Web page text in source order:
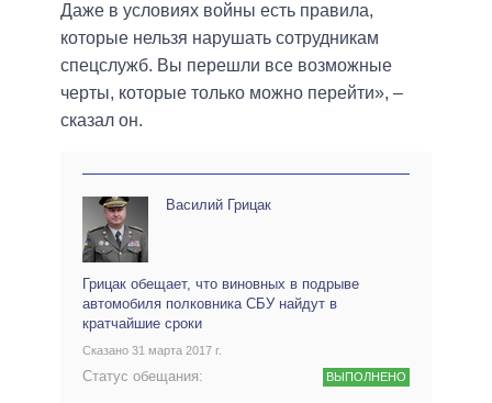
Даже в условиях войны есть правила,
которые нельзя нарушать сотрудникам
спецслужб. Вы перешли все возможные
черты, которые только можно перейти», –
сказал он.
Василий Грицак
Грицак обещает, что виновных в подрыве
автомобиля полковника СБУ найдут в
кратчайшие сроки
Сказано 31 марта 2017 г.
Статус обещания: ВЫПОЛНЕНО